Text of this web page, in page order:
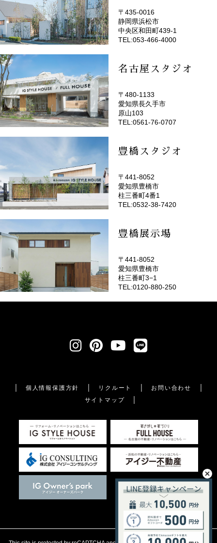
(EMOTOP浜松)
〒435-0016
静岡県浜松市
中央区和田町439-1
TEL:053-466-4000
名古屋スタジオ
(EMOTOP名古屋)
〒480-1133
愛知県長久手市
原山103
TEL:0561-76-0707
豊橋スタジオ
(EMOTOP豊橋)
〒441-8052
愛知県豊橋市
柱三番町4番1
TEL:0532-38-7420
豊橋展示場
〒441-8052
愛知県豊橋市
柱三番町3−1
TEL:0120-880-250
個人情報保護方針 リクルート
お問い合わせ
サイトマップ